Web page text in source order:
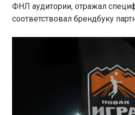
ФНЛ аудитории, отражал
соответствовал брендбуку